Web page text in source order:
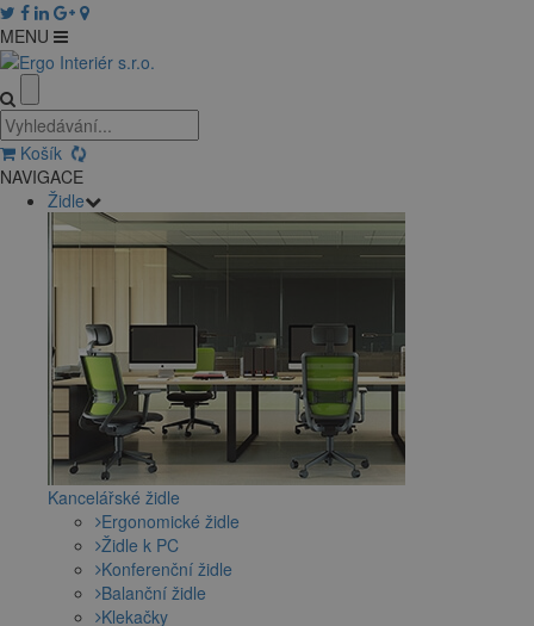
MENU
Košík
NAVIGACE
Židle
Kancelářské židle
Ergonomické židle
Židle k PC
Konferenční židle
Balanční židle
Klekačky